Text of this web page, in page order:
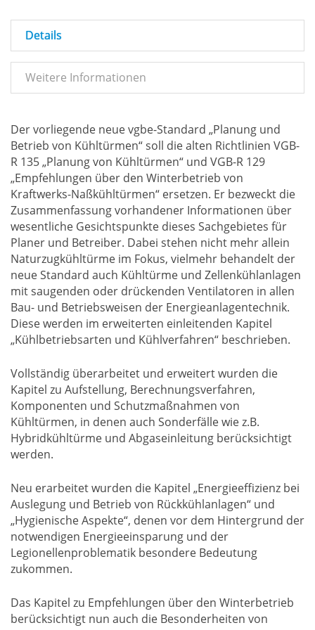
Details
Weitere Informationen
Der vorliegende neue vgbe-Standard „Planung und
Betrieb von Kühltürmen“ soll die alten Richtlinien VGB-
R 135 „Planung von Kühltürmen“ und VGB-R 129
„Empfehlungen über den Winterbetrieb von
Kraftwerks-Naßkühltürmen“ ersetzen. Er bezweckt die
Zusammenfassung vorhandener Informationen über
wesentliche Gesichtspunkte dieses Sachgebietes für
Planer und Betreiber. Dabei stehen nicht mehr allein
Naturzugkühltürme im Fokus, vielmehr behandelt der
neue Standard auch Kühltürme und Zellenkühlanlagen
mit saugenden oder drückenden Ventilatoren in allen
Bau- und Betriebsweisen der Energieanlagentechnik.
Diese werden im erweiterten einleitenden Kapitel
„Kühlbetriebsarten und Kühlverfahren“ beschrieben.
Vollständig überarbeitet und erweitert wurden die
Kapitel zu Aufstellung, Berechnungsverfahren,
Komponenten und Schutzmaßnahmen von
Kühltürmen, in denen auch Sonderfälle wie z.B.
Hybridkühltürme und Abgaseinleitung berücksichtigt
werden.
Neu erarbeitet wurden die Kapitel „Energieeffizienz bei
Auslegung und Betrieb von Rückkühlanlagen“ und
„Hygienische Aspekte“, denen vor dem Hintergrund der
notwendigen Energieeinsparung und der
Legionellenproblematik besondere Bedeutung
zukommen.
Das Kapitel zu Empfehlungen über den Winterbetrieb
berücksichtigt nun auch die Besonderheiten von